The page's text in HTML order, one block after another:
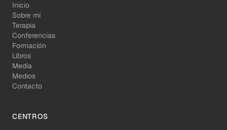
Inicio
Sobre mí
Terapia
Conferencias
Formación
Libros
Media
Medios
Contacto
CENTROS